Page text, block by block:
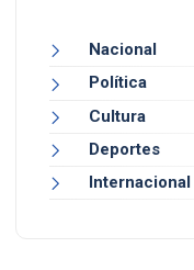
Nacional
Política
Cultura
Deportes
Internacional